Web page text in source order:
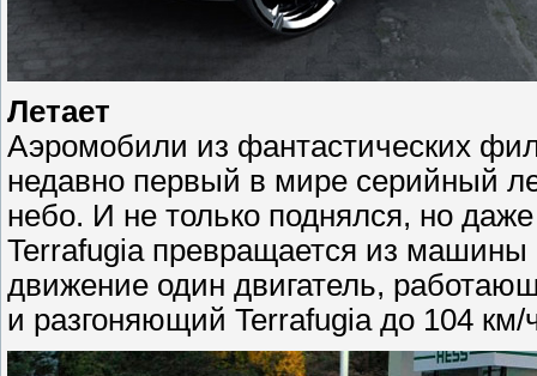
Летает
Аэромобили из фантастических
недавно первый в мире серийный
небо. И не только поднялся, но
Terrafugia превращается из машины
движение один двигатель,
и разгоняющий Terrafugia до 104